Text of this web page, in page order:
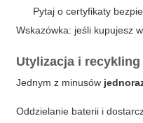
Pytaj o certyfikaty
Wskazówka: jeśli kupujesz
Utylizacja i recykling
Jednym z minusów
Oddzielanie baterii i